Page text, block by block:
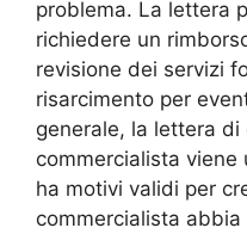
problema. La lettera
richiedere un
revisione dei servizi
risarcimento per
generale, la lettera
commercialista
ha motivi validi per
commercialista